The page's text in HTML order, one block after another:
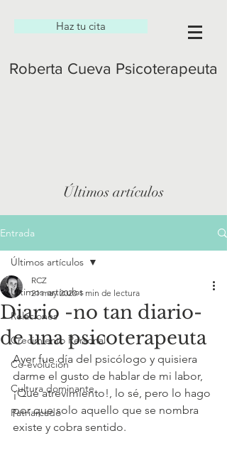
Haz tu cita
Roberta Cueva Psicoterapeuta
Últimos artículos
Entrada
Últimos artículos
Relaciones
Crecimiento Personal
Co-evolucion
Cultura dominante
Patriarcado
Últimos artículos
Diario -no tan diario-
de una psicoterapeuta
RCZ
21 may 2020 1 min de lectura
Ayer fue día del psicólogo y quisiera
darme el gusto de hablar de mi labor,
¡Qué atrevimiento!, lo sé, pero lo hago
por que solo aquello que se nombra
existe y cobra sentido.